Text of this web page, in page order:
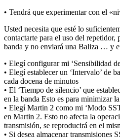
• Tendrá que experimentar con el
Usted necesita que esté lo
contactarte para el uso del repetidor,
banda y no enviará una Baliza … y
• Elegí configurar mi ‘Sensibilidad
• Elegí establecer un ‘Intervalo’ de
cada docena de minutos
• El ‘Tiempo de silencio’ que
en la banda Esto es para minimizar
• Elegí Martin 2 como mi ‘Modo
en Martin 2. Esto no afecta la
transmisión, se reproducirá en el
• Si desea almacenar transmisiones